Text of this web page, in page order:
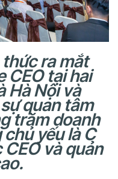
ra mắt
CEO tại hai
Hà Nội và
quan tâm
trăm doanh
yếu là C
và quản